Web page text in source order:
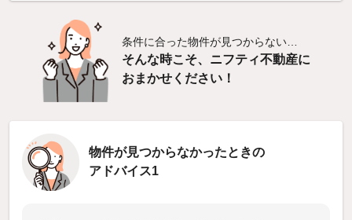
条件に合った物件が見つからない…
そんな時こそ、ニフティ不動産に
おまかせください！
物件が見つからなかったときの
アドバイス1